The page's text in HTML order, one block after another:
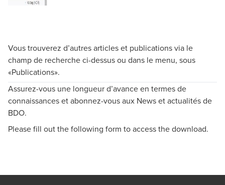
Vous trouverez d’autres articles et publications via le
champ de recherche ci-dessus ou dans le menu, sous
«Publications».
Assurez-vous une longueur d’avance en termes de
connaissances et abonnez-vous aux News et actualités de
BDO.
Please fill out the following form to access the download.